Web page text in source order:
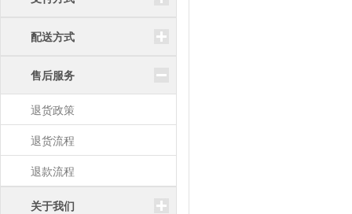
配送方式
售后服务
退货政策
退货流程
退款流程
关于我们